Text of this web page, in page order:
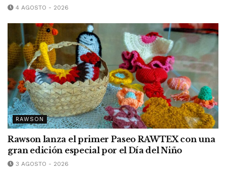
4 AGOSTO - 2026
RAWSON
Rawson lanza el primer Paseo RAWTEX con una
gran edición especial por el Día del Niño
3 AGOSTO - 2026